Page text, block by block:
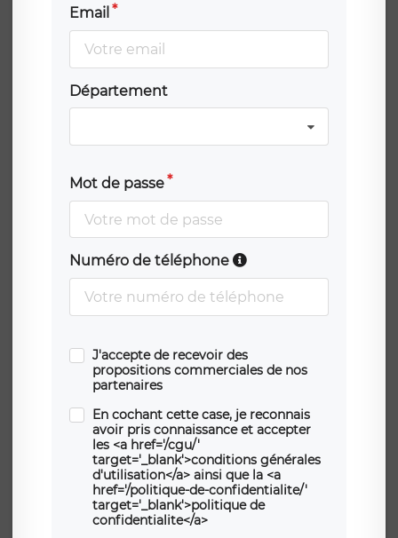
Email
Département
Mot de passe
Numéro de téléphone
J'accepte de recevoir des
propositions commerciales de nos
partenaires
En cochant cette case, je reconnais
avoir pris connaissance et accepter
les <a href='/cgu/'
target='_blank'>conditions générales
d'utilisation</a> ainsi que la <a
href='/politique-de-confidentialite/'
target='_blank'>politique de
confidentialite</a>